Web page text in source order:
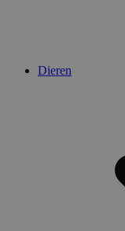
Dieren